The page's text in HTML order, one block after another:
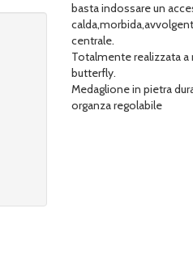
basta indossare un
centrale.
Totalmente realizzata
butterfly.
Medaglione in pietra
organza regolabile